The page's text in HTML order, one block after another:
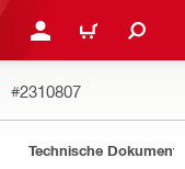
ANMELDEN ODER
WARENKORB
#2310807
Technische Dokumente